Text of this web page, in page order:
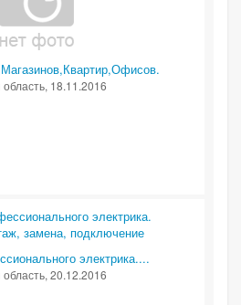
область, 18.11.2016
электрика....
область, 20.12.2016